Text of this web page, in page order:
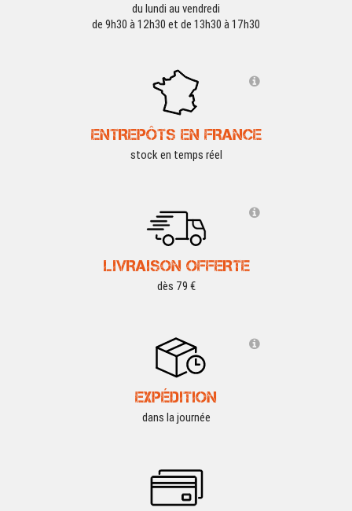
du lundi au vendredi
de 9h30 à 12h30 et de 13h30 à 17h30
ENTREPÔTS EN FRANCE
stock en temps réel
LIVRAISON OFFERTE
dès 79 €
EXPÉDITION
dans la journée